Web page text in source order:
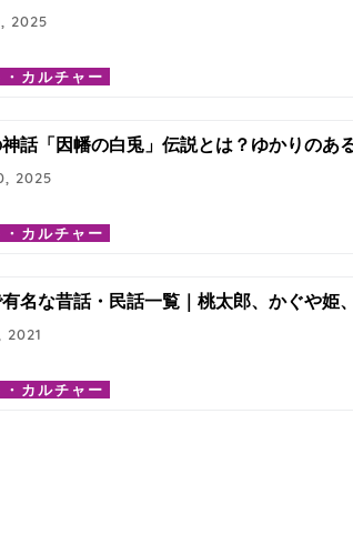
・カルチャー
2025
話「因幡の白兎」伝説とは？ゆかりのあ
・カルチャー
2025
名な昔話・民話一覧｜桃太郎、かぐや姫
・カルチャー
2021